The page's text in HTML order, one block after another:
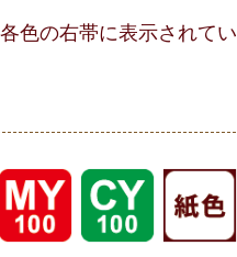
色の右帯に表示されてい